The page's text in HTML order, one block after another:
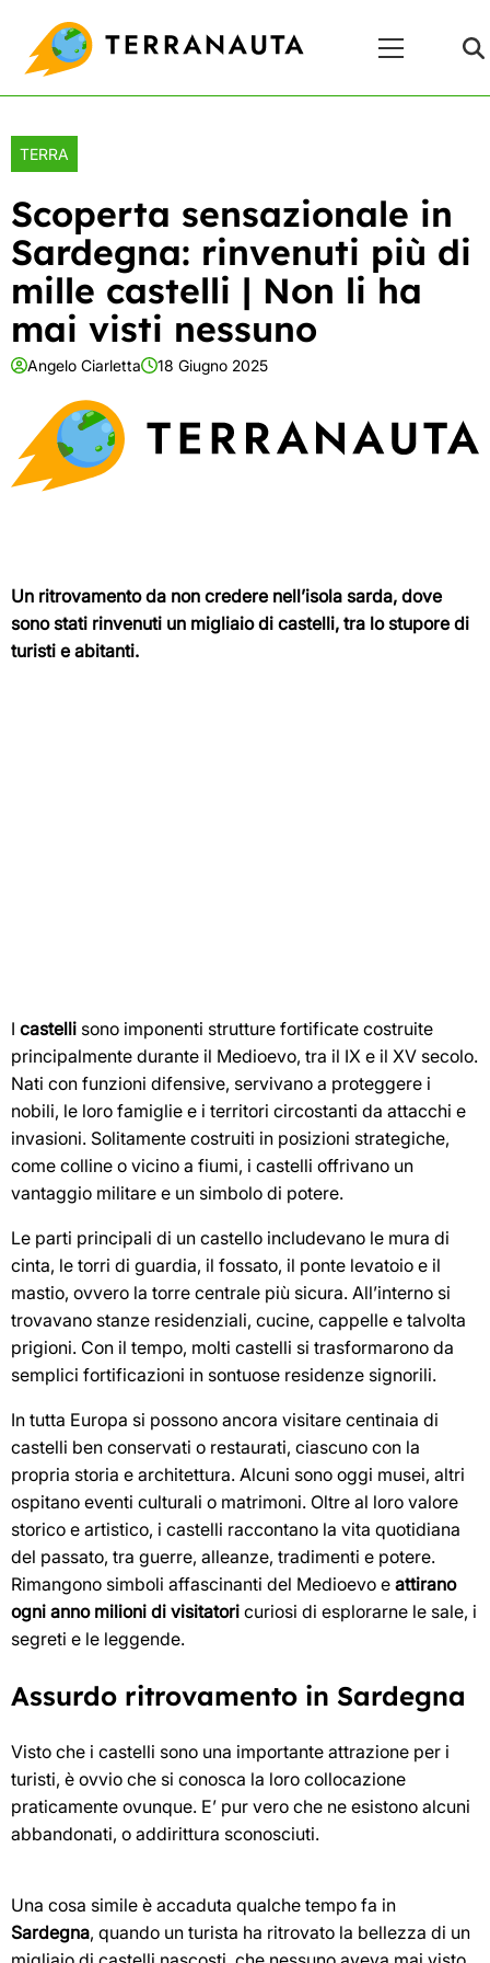
content
Principale
TERRA
Scoperta sensazionale in
Sardegna: rinvenuti più di
mille castelli | Non li ha
mai visti nessuno
Angelo Ciarletta 18 Giugno 2025
Un ritrovamento da non credere nell’isola sarda, dove
sono stati rinvenuti un migliaio di castelli, tra lo stupore di
turisti e abitanti.
I castelli sono imponenti strutture fortificate costruite
principalmente durante il Medioevo, tra il IX e il XV secolo.
Nati con funzioni difensive, servivano a proteggere i
nobili, le loro famiglie e i territori circostanti da attacchi e
invasioni. Solitamente costruiti in posizioni strategiche,
come colline o vicino a fiumi, i castelli offrivano un
vantaggio militare e un simbolo di potere.
Le parti principali di un castello includevano le mura di
cinta, le torri di guardia, il fossato, il ponte levatoio e il
mastio, ovvero la torre centrale più sicura. All’interno si
trovavano stanze residenziali, cucine, cappelle e talvolta
prigioni. Con il tempo, molti castelli si trasformarono da
semplici fortificazioni in sontuose residenze signorili.
In tutta Europa si possono ancora visitare centinaia di
castelli ben conservati o restaurati, ciascuno con la
propria storia e architettura. Alcuni sono oggi musei, altri
ospitano eventi culturali o matrimoni. Oltre al loro valore
storico e artistico, i castelli raccontano la vita quotidiana
del passato, tra guerre, alleanze, tradimenti e potere.
Rimangono simboli affascinanti del Medioevo e attirano
ogni anno milioni di visitatori curiosi di esplorarne le sale, i
segreti e le leggende.
Assurdo ritrovamento in Sardegna
Visto che i castelli sono una importante attrazione per i
turisti, è ovvio che si conosca la loro collocazione
praticamente ovunque. E’ pur vero che ne esistono alcuni
abbandonati, o addirittura sconosciuti.
Una cosa simile è accaduta qualche tempo fa in
Sardegna, quando un turista ha ritrovato la bellezza di un